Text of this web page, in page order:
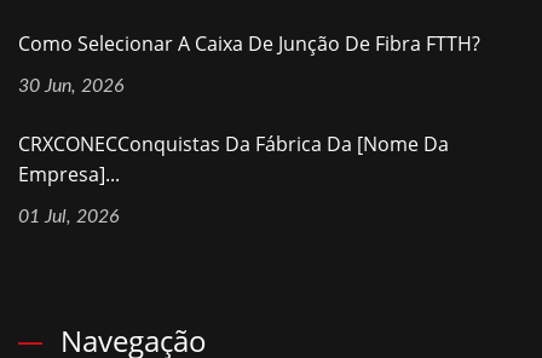
Como Selecionar A Caixa De Junção De Fibra FTTH?
30 Jun, 2026
CRXCONECConquistas Da Fábrica Da [nome Da
Empresa]...
01 Jul, 2026
Navegação